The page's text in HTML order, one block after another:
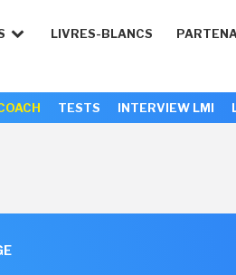
LIVRES-BLANCS
TESTS INTERVIEW LMI